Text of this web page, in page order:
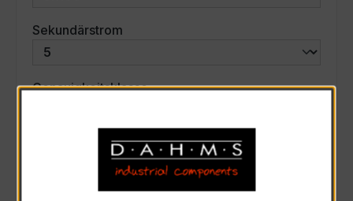
Sekundärstrom
Genauigkeitsklasseauswählen
Scheinleistung (VA)auswählen